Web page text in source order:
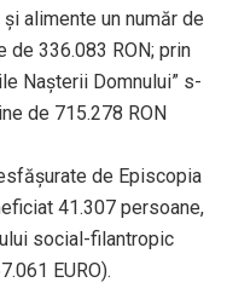
alimente un număr de
de 336.083 RON; prin
Nașterii Domnului” s-
de 715.278 RON
de Episcopia
41.307 persoane,
social-filantropic
EURO).